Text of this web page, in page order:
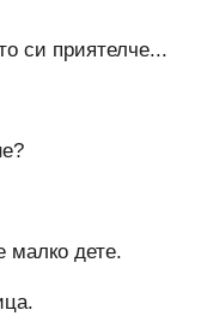
си приятелче...
малко дете.